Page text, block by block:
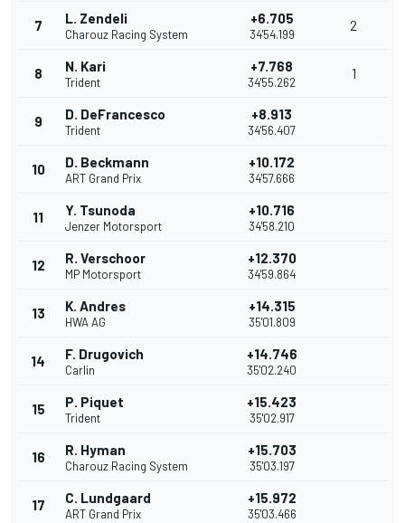
7 L. Zendeli
Charouz Racing System
+6.705
34'54.199
2
8 N. Kari
Trident
+7.768
34'55.262
1
9 D. DeFrancesco
Trident
+8.913
34'56.407
10 D. Beckmann
ART Grand Prix
+10.172
34'57.666
11 Y. Tsunoda
Jenzer Motorsport
+10.716
34'58.210
12 R. Verschoor
MP Motorsport
+12.370
34'59.864
13 K. Andres
HWA AG
+14.315
35'01.809
14 F. Drugovich
Carlin
+14.746
35'02.240
15 P. Piquet
Trident
+15.423
35'02.917
16 R. Hyman
Charouz Racing System
+15.703
35'03.197
17 C. Lundgaard
ART Grand Prix
+15.972
35'03.466